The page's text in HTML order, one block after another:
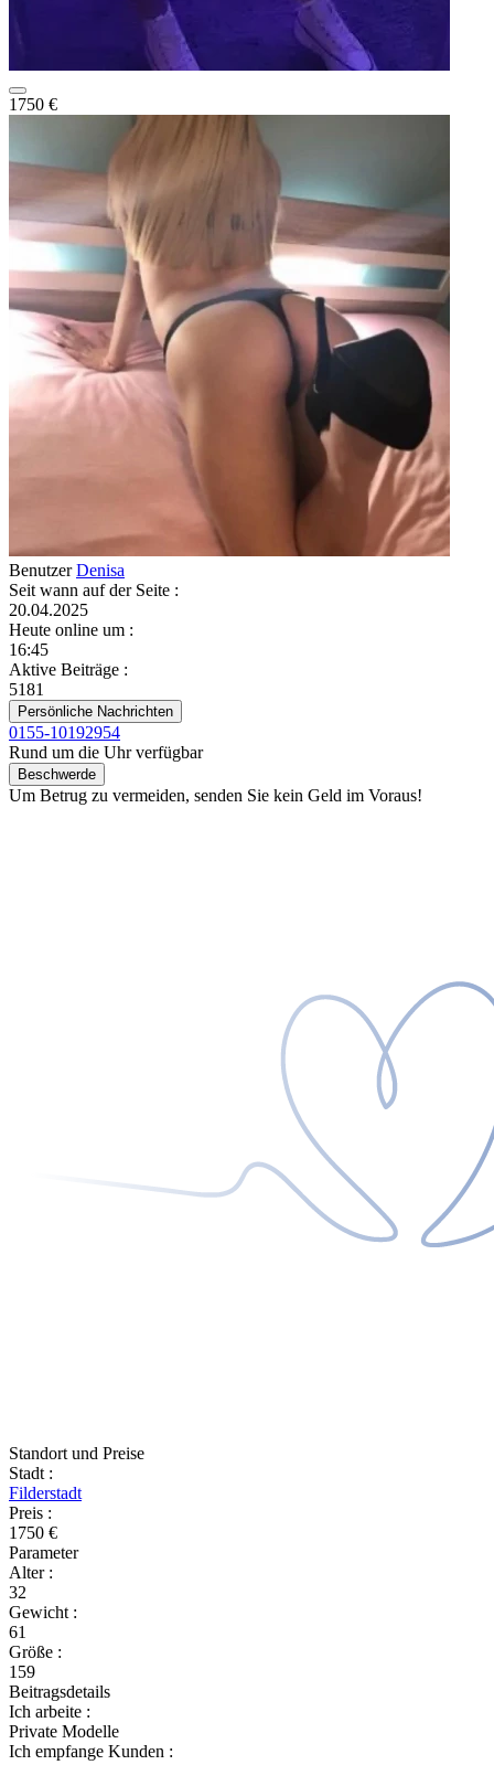
1750 €
BenutzerDenisa
Seit wann auf der Seite :
20.04.2025
Heute online um :
16:45
Aktive Beiträge :
5181
Persönliche Nachrichten
0155-10192954
Rund um die Uhr verfügbar
Beschwerde
Um Betrug zu vermeiden, senden Sie kein Geld im Voraus!
Standort und Preise
Stadt :
Filderstadt
Preis :
1750 €
Parameter
Alter :
32
Gewicht :
61
Größe :
159
Beitragsdetails
Ich arbeite :
Private Modelle
Ich empfange Kunden :